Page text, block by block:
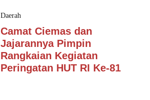
Daerah
Camat Ciemas dan
Jajarannya Pimpin
Rangkaian Kegiatan
Peringatan HUT RI Ke-81